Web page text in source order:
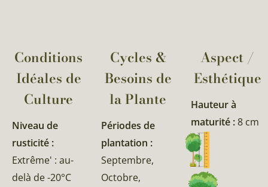
Conditions
Idéales de
Culture
Niveau de
rusticité :
Extrême' : au-
delà de -20°C
Cycles &
Besoins de
la Plante​
Périodes de
plantation :
Septembre,
Octobre,
Aspect /
Esthétique
Hauteur à
maturité :8 cm